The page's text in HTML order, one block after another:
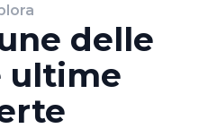
delle
ultime